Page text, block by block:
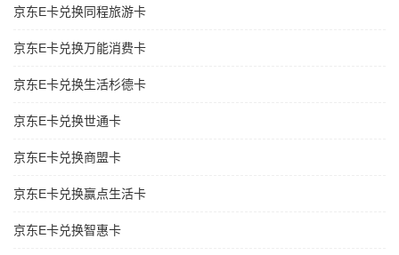
京东E卡兑换同程旅游卡
京东E卡兑换万能消费卡
京东E卡兑换生活杉德卡
京东E卡兑换世通卡
京东E卡兑换商盟卡
京东E卡兑换赢点生活卡
京东E卡兑换智惠卡